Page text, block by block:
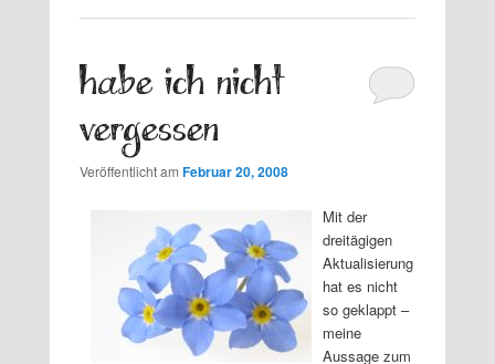
habe ich nicht
vergessen
Veröffentlicht amFebruar 20, 2008
Mit der
dreitägigen
Aktualisierung
hat es nicht
so geklappt –
meine
Aussage zum